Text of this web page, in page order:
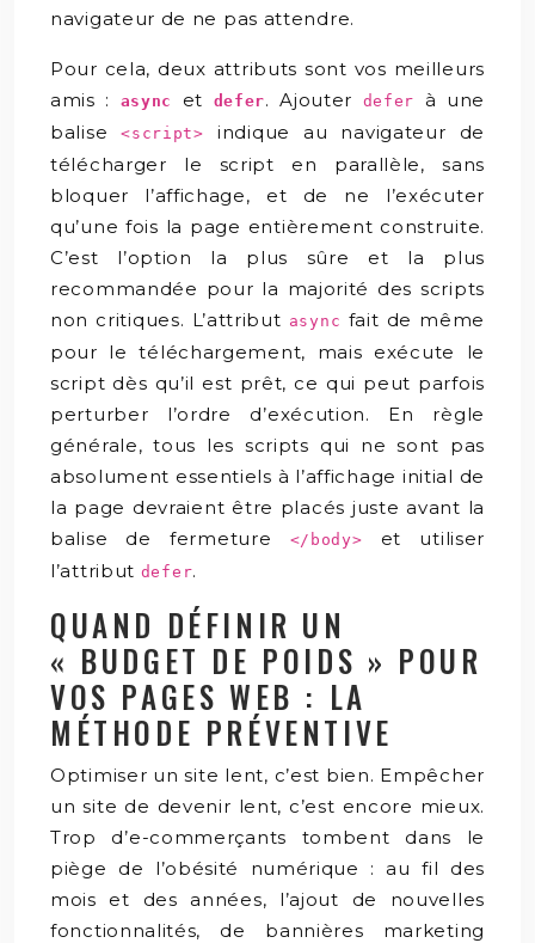
navigateur de ne pas attendre.
Pour cela, deux attributs sont vos meilleurs
amis :
async et defer. Ajouter defer
à une
balise<script>
indique au navigateur de
télécharger le script en parallèle, sans
bloquer l’affichage, et de ne l’exécuter
qu’une fois la page entièrement construite.
C’est l’option la plus sûre et la plus
recommandée pour la majorité des scripts
non critiques. L’attribut async fait de même
pour le téléchargement, mais exécute le
script dès qu’il est prêt, ce qui peut parfois
perturber l’ordre d’exécution. En règle
générale, tous les scripts qui ne sont pas
absolument essentiels à l’affichage initial de
la page devraient être placés juste avant la
balise de fermeture
</body>
et utiliser
l’attribut defer.
QUAND DÉFINIR UN
« BUDGET DE POIDS » POUR
VOS PAGES WEB : LA
MÉTHODE PRÉVENTIVE
Optimiser un site lent, c’est bien. Empêcher
un site de devenir lent, c’est encore mieux.
Trop d’e-commerçants tombent dans le
piège de l’obésité numérique : au fil des
mois et des années, l’ajout de nouvelles
fonctionnalités, de bannières marketing